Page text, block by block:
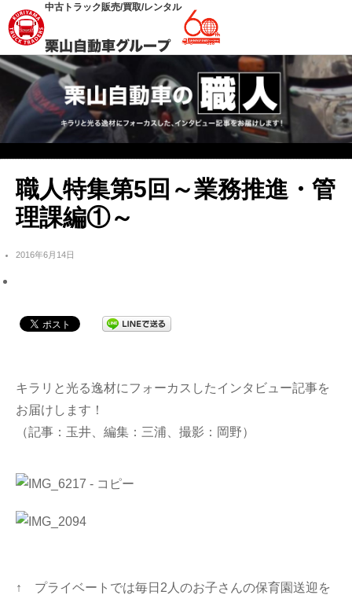
中古トラック販売/買取/レンタル
職人特集第5回～業務推進・管
理課編①～
2016年6月14日
キラリと光る逸材にフォーカスしたインタビュー記事を
お届けします！
（記事：玉井、編集：三浦、撮影：岡野）
↑ プライベートでは毎日2人のお子さんの保育園送迎を